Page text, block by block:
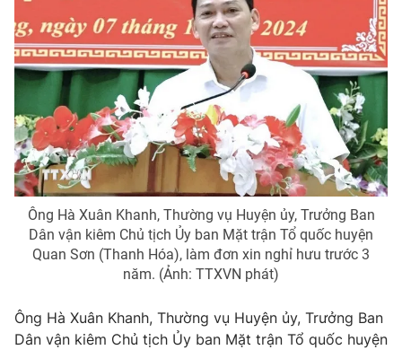
Ông Hà Xuân Khanh, Thường vụ Huyện ủy, Trưởng Ban
Dân vận kiêm Chủ tịch Ủy ban Mặt trận Tổ quốc huyện
Quan Sơn (Thanh Hóa), làm đơn xin nghỉ hưu trước 3
năm. (Ảnh: TTXVN phát)
Ông Hà Xuân Khanh, Thường vụ Huyện ủy, Trưởng Ban
Dân vận kiêm Chủ tịch Ủy ban Mặt trận Tổ quốc huyện